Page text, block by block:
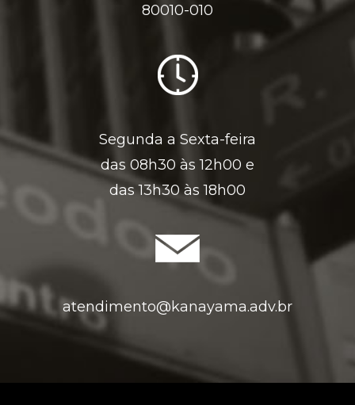
80010-010
Segunda a Sexta-feira
das 08h30 às 12h00 e
das 13h30 às 18h00
atendimento@kanayama.adv.br